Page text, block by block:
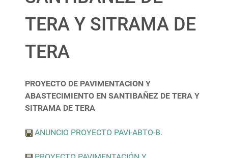
TERA Y SITRAMA DE
TERA
PROYECTO DE PAVIMENTACION Y
ABASTECIMIENTO EN SANTIBAÑEZ DE TERA Y
SITRAMA DE TERA
ANUNCIO PROYECTO PAVI-ABTO-B.